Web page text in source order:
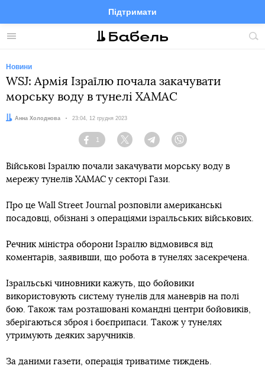
Меню
Підтримати
FacebookTelegramTwitter
Новини
WSJ: Армія Ізраїлю почала закачувати
морську воду в тунелі ХАМАС
Автор:
Анна Холоднова Дата:
23:04, 12 грудня 2023
Facebook
1
Twitter TelegramViber
Військові Ізраїлю почали закачувати морську воду в
мережу тунелів ХАМАС у секторі Гази.
Про це Wall Street Journal розповіли американські
посадовці, обізнані з операціями ізраїльських військових.
Речник міністра оборони Ізраїлю відмовився від
коментарів, заявивши, що робота в тунелях засекречена.
Ізраїльські чиновники кажуть, що бойовики
використовують систему тунелів для маневрів на полі
бою. Також там розташовані командні центри бойовиків,
зберігаються зброя і боєприпаси. Також у тунелях
утримують деяких заручників.
За даними газети, операція триватиме тиждень.